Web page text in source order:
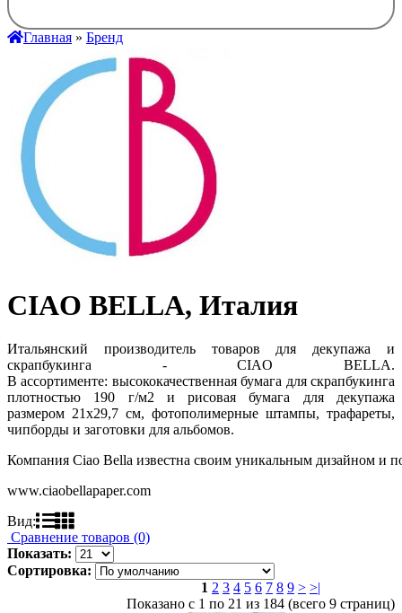
Главная » Бренд
CIAO BELLA, Италия
Итальянский производитель товаров для декупажа и
скрапбукинга - CIAO BELLA.
В ассортименте: высококачественная бумага для скрапбукинга
плотностью 190 г/м2 и рисовая бумага для декупажа
размером 21x29,7 см, фотополимерные штампы, трафареты,
чипборды и заготовки для альбомов.
Компания Ciao Bella известна своим уникальным дизайном и
www.ciaobellapaper.com
Вид:
Сравнение товаров (0)
Показать:
Сортировка:
1 2 3 4 5 6 7 8 9 > >|
Показано с 1 по 21 из 184 (всего 9 страниц)